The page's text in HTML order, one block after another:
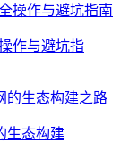
作与避坑指
生态构建